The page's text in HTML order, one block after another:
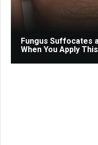
Fungus Suffocates
When You Apply